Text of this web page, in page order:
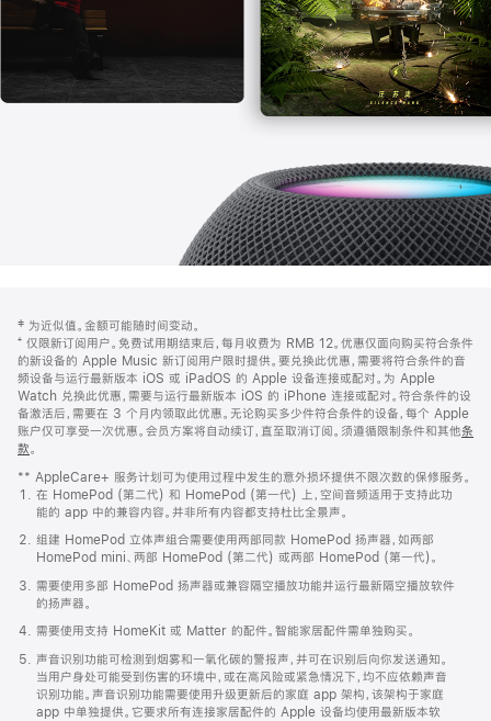
页
页
脚
注
‡ 为近似值。金额可能随时间变动。
⁺ 仅限新订阅用户。免费试用期结束后，每月收费为 RMB 12。优惠仅面向购买符合条件
的新设备的 Apple Music 新订阅用户限时提供。要兑换此优惠，需要将符合条件的音
频设备与运行最新版本 iOS 或 iPadOS 的 Apple 设备连接或配对。为 Apple
Watch 兑换此优惠，需要与运行最新版本 iOS 的 iPhone 连接或配对。符合条件的设
备激活后，需要在 3 个月内领取此优惠。无论购买多少件符合条件的设备，每个 Apple
账户仅可享受一次优惠。会员方案将自动续订，直至取消订阅。须遵循限制条件和其他条
款。
窗
口
中
打
开)
** AppleCare+ 服务计划可为使用过程中发生的意外损坏提供不限次数的保修服务。
在 HomePod (第二代) 和 HomePod (第一代) 上，空间音频适用于支持此功
能的 app 中的兼容内容。并非所有内容都支持杜比全景声。
组建 HomePod 立体声组合需要使用两部同款 HomePod 扬声器，如两部
HomePod mini、两部 HomePod (第二代) 或两部 HomePod (第一代)。
需要使用多部 HomePod 扬声器或兼容隔空播放功能并运行最新隔空播放软件
的扬声器。
需要使用支持 HomeKit 或 Matter 的配件。智能家居配件需单独购买。
声音识别功能可检测到烟雾和一氧化碳的警报声，并可在识别后向你发送通知。
当用户身处可能受到伤害的环境中，或在高风险或紧急情况下，均不应依赖声音
识别功能。声音识别功能需要使用升级更新后的家庭 app 架构，该架构于家庭
app 中单独提供。它要求所有连接家居配件的 Apple 设备均使用最新版本软